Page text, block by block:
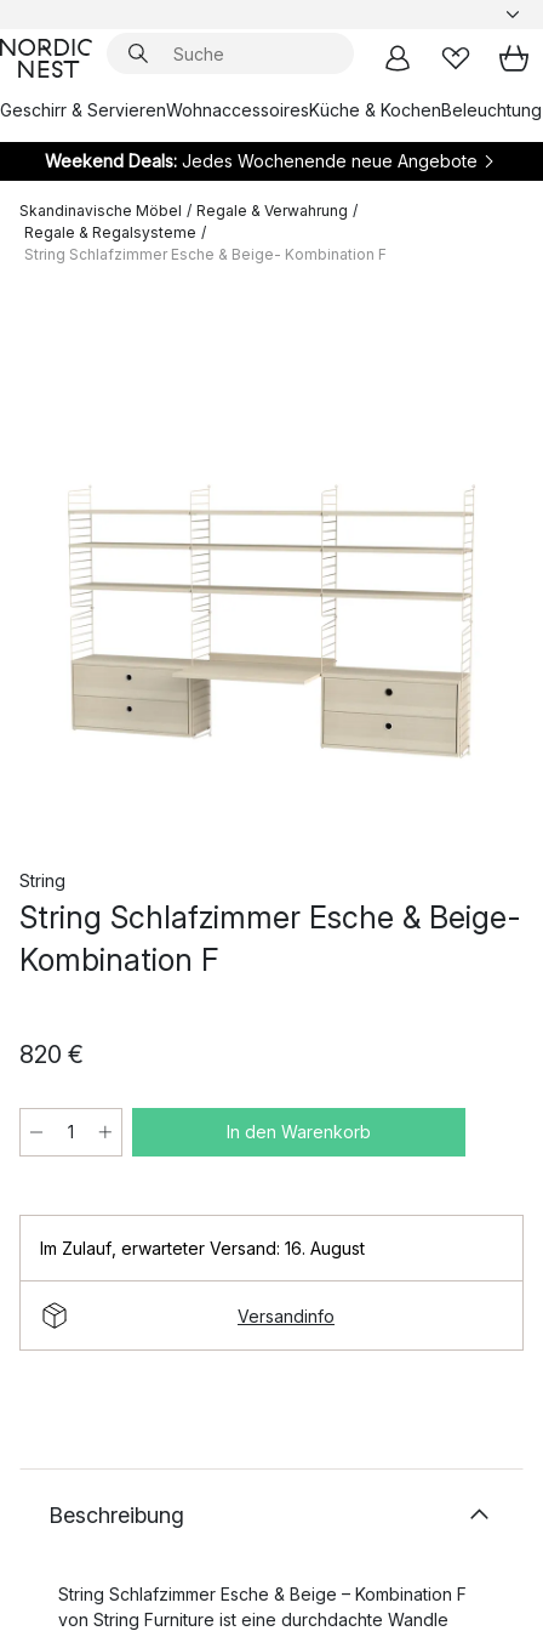
Geschirr & ServierenWohnaccessoiresKüche & KochenBeleuchtung
Weekend Deals:Jedes Wochenende neue Angebote
Skandinavische Möbel / Regale & Verwahrung /
Regale & Regalsysteme /
String Schlafzimmer Esche & Beige- Kombination F
String
String Schlafzimmer Esche & Beige-
Kombination F
820 €
In den Warenkorb
Im Zulauf erwarteter Versand: 16. August
Versandinfo
Beschreibung
String Schlafzimmer Esche & Beige – Kombination F
von String Furniture ist eine durchdachte Wandle